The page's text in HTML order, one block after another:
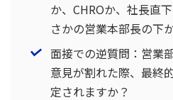
か、CHROか、社長直
さかの営業本部長の下か
面接での逆質問：営業
意見が割れた際、最終
定されますか？